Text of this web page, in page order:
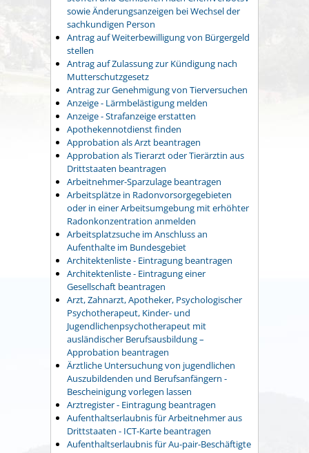
sowie Änderungsanzeigen bei Wechsel der
sachkundigen Person
Antrag auf Weiterbewilligung von Bürgergeld
stellen
Antrag auf Zulassung zur Kündigung nach
Mutterschutzgesetz
Antrag zur Genehmigung von Tierversuchen
Anzeige - Lärmbelästigung melden
Anzeige - Strafanzeige erstatten
Apothekennotdienst finden
Approbation als Arzt beantragen
Approbation als Tierarzt oder Tierärztin aus
Drittstaaten beantragen
Arbeitnehmer-Sparzulage beantragen
Arbeitsplätze in Radonvorsorgegebieten
oder in einer Arbeitsumgebung mit erhöhter
Radonkonzentration anmelden
Arbeitsplatzsuche im Anschluss an
Aufenthalte im Bundesgebiet
Architektenliste - Eintragung beantragen
Architektenliste - Eintragung einer
Gesellschaft beantragen
Arzt, Zahnarzt, Apotheker, Psychologischer
Psychotherapeut, Kinder- und
Jugendlichenpsychotherapeut mit
ausländischer Berufsausbildung –
Approbation beantragen
Ärztliche Untersuchung von jugendlichen
Auszubildenden und Berufsanfängern -
Bescheinigung vorlegen lassen
Arztregister - Eintragung beantragen
Aufenthaltserlaubnis für Arbeitnehmer aus
Drittstaaten - ICT-Karte beantragen
Aufenthaltserlaubnis für Au-pair-Beschäftigte